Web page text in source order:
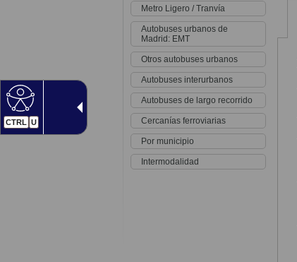
CTRL U
Metro Ligero / Tranvía
Autobuses urbanos de
Madrid: EMT
Otros autobuses urbanos
Autobuses interurbanos
Autobuses de largo recorrido
Cercanías ferroviarias
Por municipio
Intermodalidad